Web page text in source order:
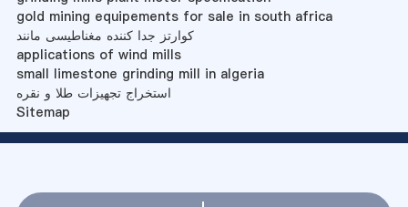
gold mining equipements for sale in south africa
کوارتز جدا کننده مغناطیسی مانند
applications of wind mills
small limestone grinding mill in algeria
استخراج تجهیزات طلا و نقره
Sitemap